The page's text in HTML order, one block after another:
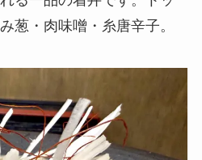
葱・肉味噌・糸唐辛子。